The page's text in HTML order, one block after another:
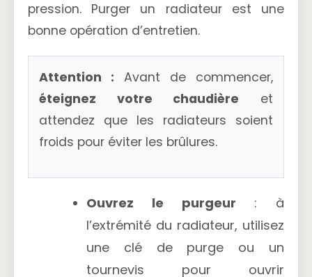
pression. Purger un radiateur est une
bonne opération d’entretien.
Attention : Avant de commencer,
éteignez votre chaudière et
attendez que les radiateurs soient
froids pour éviter les brûlures.
Ouvrez le purgeur : à
l’extrémité du radiateur, utilisez
une clé de purge ou un
tournevis pour ouvrir